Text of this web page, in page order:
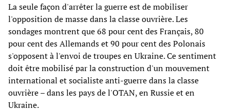
La seule façon d'arrêter la guerre est de mobiliser
l'opposition de masse dans la classe ouvrière. Les
sondages montrent que 68 pour cent des Français, 80
pour cent des Allemands et 90 pour cent des Polonais
s'opposent à l'envoi de troupes en Ukraine. Ce sentiment
doit être mobilisé par la construction d'un mouvement
international et socialiste anti-guerre dans la classe
ouvrière – dans les pays de l'OTAN, en Russie et en
Ukraine.